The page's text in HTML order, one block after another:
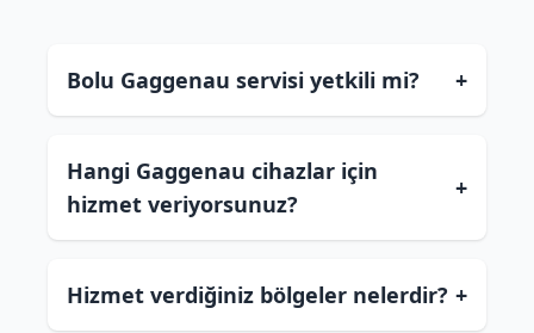
Bolu Gaggenau servisi yetkili mi? +
Hangi Gaggenau cihazlar için
hizmet veriyorsunuz?
+
Hizmet verdiğiniz bölgeler nelerdir? +